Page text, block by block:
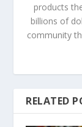
products
billions of
community
RELATED